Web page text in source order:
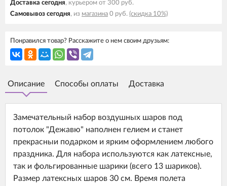
Доставка cегодня, курьером от 300 руб.
Самовывоз cегодня, из магазина 0 руб. (скидка 10%)
Понравился товар? Расскажите о нем своим друзьям:
Описание Способы оплаты Доставка
Замечательный набор воздушных шаров под
потолок "Дежавю" наполнен гелием и станет
прекрасныи подарком и ярким оформлением любого
праздника. Для набора используются как латексные,
так и фольгированные шарики (всего 13 шариков).
Размер латексных шаров 30 см. Время полета